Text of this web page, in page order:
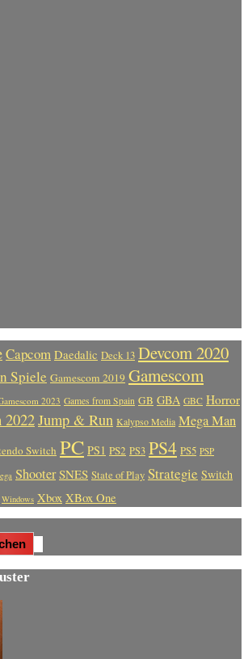
Capcom Daedalic Deck 13 Devcom 2020
Spiele Gamescom 2019 Gamescom
2023 Games from Spain GB GBA GBC Horror
2022Jump & Run Kalypso Media Mega Man
Switch PC PS1 PS2 PS3 PS4 PS5 PSP
Shooter SNES State of Play Strategie Switch
Windows Xbox XBox One